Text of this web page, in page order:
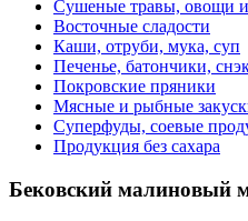
Сушеные травы, овощи
Восточные сладости
Каши, отруби, мука, суп
Печенье, батончики,
Покровские пряники
Мясные и рыбные
Суперфуды, соевые
Продукция без сахара
Бековский малиновый